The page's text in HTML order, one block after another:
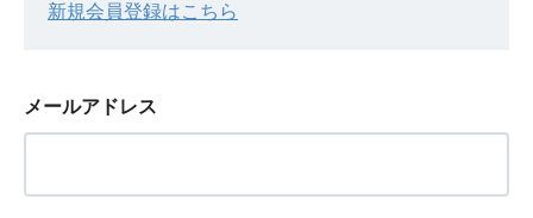
新規会員登録はこちら
メールアドレス